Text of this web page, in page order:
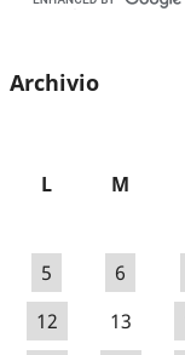
Archivio
L M
5
6
12
13